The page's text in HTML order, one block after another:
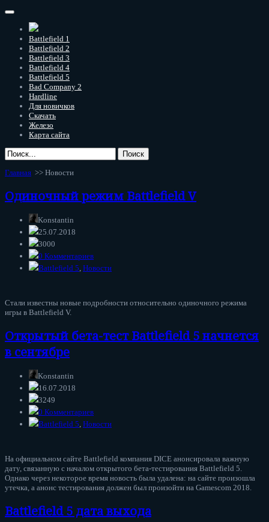
Battlefield 1
Battlefield 2
Battlefield 3
Battlefield 4
Battlefield 5
Bad Company 2
Hardline
Для новичков
Скачать
Железо
Карта сайта
Главная >> Новости
Одиночный режим Battlefield V
Konstantin
25.07.2018
3000
0 Комментариев
Battlefield 5, Новости
Стали известны новые подробности относительно одиночного режима
игры в Battlefield V.
Открытый бета-тест Battlefield 5 начнется
в сентябре
Konstantin
16.07.2018
3249
0 Комментариев
Battlefield 5, Новости
На официальном сайте Battlefield компания DICE анонсировала важную
дату, связанную с началом открытого бета-тестирования Battlefield 5.
Однако через некоторое время новость была удалена: на сайте произошла
утечка, а анонс тестирования должен был произойти на Gamescom 2018.
Battlefield 5 дата выхода